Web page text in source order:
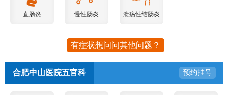
直肠炎 慢性肠炎 溃疡性结肠炎
有症状想问问其他问题？
合肥中山医院五官科 预约挂号